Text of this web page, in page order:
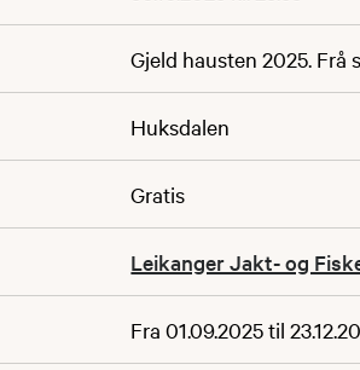
Gjeld hausten 2025. Frå
Huksdalen
Gratis
Leikanger Jakt- og
Fra 01.09.2025 til